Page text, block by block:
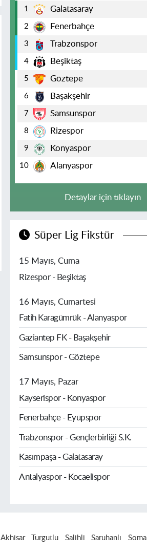
1 Galatasaray
2 Fenerbahçe
3 Trabzonspor
4 Beşiktaş
5 Göztepe
6 Başakşehir
7 Samsunspor
8 Rizespor
9 Konyaspor
10 Alanyaspor
Detaylar için tıklayın
Süper Lig Fikstür
15 Mayıs, Cuma
Rizespor - Beşiktaş
16 Mayıs, Cumartesi
Fatih Karagümrük - Alanyaspor
Gaziantep FK - Başakşehir
Samsunspor - Göztepe
17 Mayıs, Pazar
Kayserispor - Konyaspor
Fenerbahçe - Eyüpspor
Trabzonspor - Gençlerbirliği S.K.
Kasımpaşa - Galatasaray
Antalyaspor - Kocaelispor
Akhisar Turgutlu Salihli Saruhanlı Soma